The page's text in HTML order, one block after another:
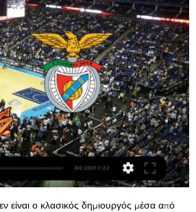
είναι ο κλασικός δημιουργός μέσα από